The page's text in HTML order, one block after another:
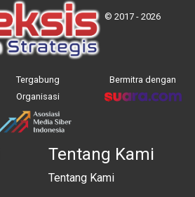
© 2017 - 2026
Tergabung
Organisasi
Bermitra dengan
Tentang Kami
Tentang Kami